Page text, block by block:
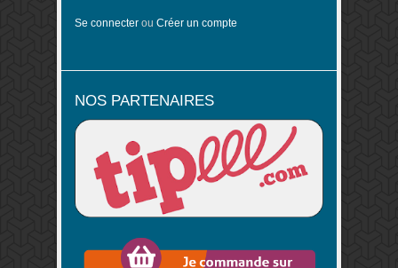
Se connecter ou Créer un compte
NOS PARTENAIRES